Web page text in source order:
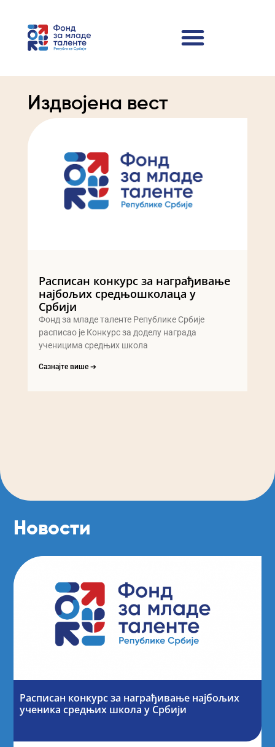
Издвојена вест
Расписан конкурс за награђивање
најбољих средњошколаца у
Србији
Фонд за младе таленте Републике Србије
расписао је Конкурс за доделу награда
ученицима средњих школа
Сазнајте више ➔
Новости
Расписан конкурс за награђивање најбољих
ученика средњих школа у Србији